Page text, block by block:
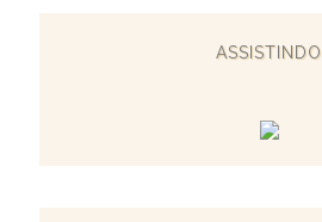
ASSISTINDO